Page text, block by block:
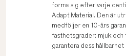
forma sig efter varje
Adapt Material. Den är
medföljer en 10-års
fasthetsgrader: mjuk och
garantera dess